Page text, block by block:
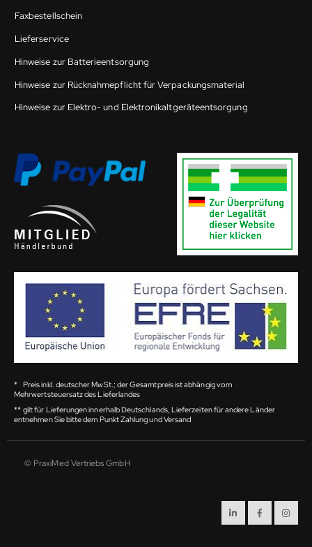
Faxbestellschein
Lieferservice
Hinweise zur Batterieentsorgung
Hinweise zur Rücknahmepflicht für Verpackungsmaterial
Hinweise zur Elektro- und Elektronikaltgeräteentsorgung
* Preis inkl. deutscher MwSt.; der Gesamtpreis ist abhängig vom
Mehrwertsteuersatz des Lieferlandes
** gilt für Lieferungen innerhalb Deutschlands, Lieferzeiten für andere Länder
entnehmen Sie bitte dem Punkt Zahlung und Versand
© PraxiMed Vertriebs GmbH